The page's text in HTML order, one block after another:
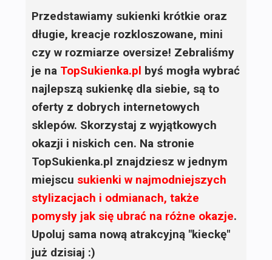
Przedstawiamy sukienki krótkie oraz
długie, kreacje rozkloszowane, mini
czy w rozmiarze oversize! Zebraliśmy
je na TopSukienka.pl byś mogła wybrać
najlepszą sukienkę dla siebie, są to
oferty z dobrych internetowych
sklepów. Skorzystaj z wyjątkowych
okazji i niskich cen. Na stronie
TopSukienka.pl znajdziesz w jednym
miejscu sukienki w najmodniejszych
stylizacjach i odmianach, także
pomysły jak się ubrać na różne okazje.
Upoluj sama nową atrakcyjną "kieckę"
już dzisiaj :)